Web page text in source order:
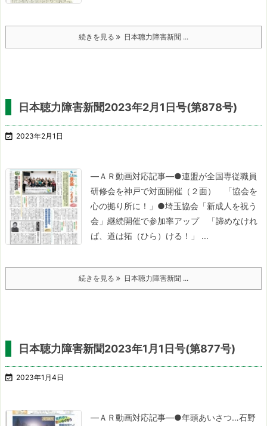
続きを見る 日本聴力障害新聞 ...
日本聴力障害新聞2023年2月1日号(第878号)
 2023年2月1日
―ＡＲ動画対応記事―●連盟が全国専従職員
研修会を神戸で対面開催（２面）
「協会を
心の拠り所に！」 ●埼玉協会「新成人を祝う
会」継続開催で参加率アップ「諦めなけれ
ば、道は拓（ひら）ける！」 ...
続きを見る 日本聴力障害新聞 ...
日本聴力障害新聞2023年1月1日号(第877号)
 2023年1月4日
―ＡＲ動画対応記事―●年頭あいさつ…石野